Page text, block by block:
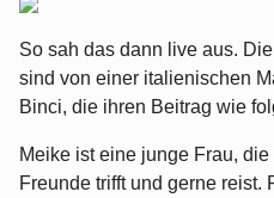
So sah das dann live aus.
sind von einer italienischen
Binci, die ihren Beitrag wie
Meike ist eine junge Frau,
Freunde trifft und gerne reist.